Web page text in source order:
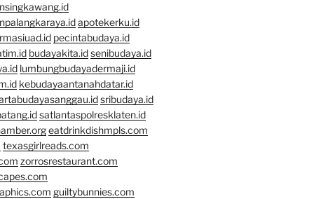
apotekerku.id
pecintabudaya.id
budayakita.id senibudaya.id
lumbungbudayadermaji.id
kebudayaantanahdatar.id
sribudaya.id
satlantaspolresklaten.id
eatdrinkdishmpls.com
texasgirlreads.com
zorrosrestaurant.com
guiltybunnies.com